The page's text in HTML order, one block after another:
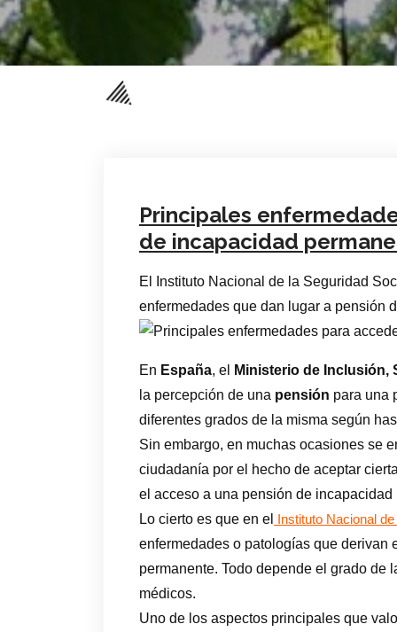
Principales
de incapacidad
El Instituto Nacional de la Seguridad
enfermedades que dan lugar a pensión
En España, el
Ministerio de Inclusión,
la percepción de una pensión para una
diferentes grados de la misma según
Sin embargo, en muchas ocasiones se
ciudadanía por el hecho de aceptar
el acceso a una pensión de incapacidad
Lo cierto es que en el
Instituto Nacional
enfermedades o patologías que derivan
permanente. Todo depende el grado de
médicos.
Uno de los aspectos principales que